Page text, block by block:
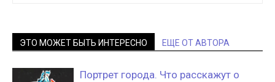
ЭТО МОЖЕТ БЫТЬ ИНТЕРЕСНО ЕЩЕ ОТ АВТОРА
Портрет города. Что расскажут о